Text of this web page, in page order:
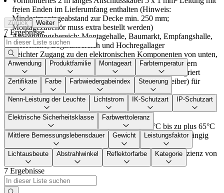
freien Enden im Lieferumfang enthalten (Hinweis:
Mindestmontageabstand zur Decke min. 250 mm;
Montagezubehör muss extra bestellt werden)
Anwendungsbereich: Montagehalle, Baumarkt, Empfangshalle,
Messehalle, Logistikbereich und Hochregallager
Leichter Zugang zu den elektronischen Komponenten von unten,
durch Abdeckung aus Polyamid mit verstärkten Glasfasern
Alle optionalen elektronischen Komponenten sind integriert
(Sensoren, Bluetooth-Technologie, 3h-Notlicht, Treiber) für
vollständigen Schutz
Lichtverteilungen: breitstrahlend (WideBeam WB), extra
breitstrahlend (VeryWideBeam VWB), tiefstrahlend
(NarrowBeam NB)
Betriebs-Umgebungstemperatur:von min. 25°C bis zu plus 65°C
Temperaturbeständigkeit in der Standardausführung (abhängig
von Diffusormaterial und Leuchtenlichtstrom)
LED-Hallenleuchte mit bis zu 42000 lm und hoher Effizienz von
bis zu 195 lm/W
-
Zurück Weiter
7 Ergebnisse
Anwendung Produktfamilie Montageart Farbtemperatur
Zertifikate Farbe Farbwiedergabeindex Steuerung
Nenn-Leistung der Leuchte Lichtstrom IK-Schutzart IP-Schutzart
Elektrische Sicherheitsklasse Farbwerttoleranz
Mittlere Bemessungslebensdauer Gewicht Leistungsfaktor
Lichtausbeute Abstrahlwinkel Reflektorfarbe Kategorie
7 Ergebnisse